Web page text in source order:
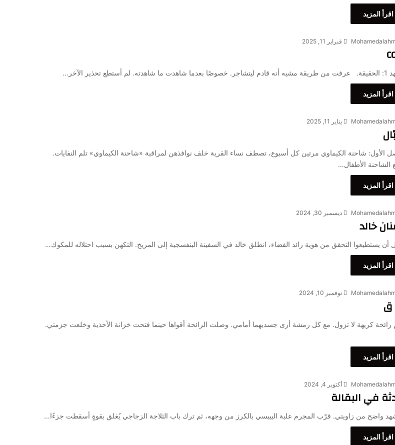
اقرأ المزيد
فبراير 11, 2025
لم أستطع تحذير الآخر…
اقرأ المزيد
يناير 11, 2025
الأول: شاحنة الكيماوي مرتين كل أسبوع، تصطف نساء القرية خلف نوافذهن لمراقبة «شاحنة الكيماوي» تلم النفايات.
الشاحنة الأطفال…
اقرأ المزيد
ديسمبر 30, 2024
خالد
أن يستطيعوا التحقق من هوية رائد الفضاء، انطلق خالد في السفينة البنفسجية إلى المريخ. التكهن بسبب احتلاله للمكوك…
اقرأ المزيد
نوفمبر 10, 2024
ق
رائحة كريهة لا تزول. مع كل رمشة أرى جسديهما أمامي. وصلت الرائحة أقواها حينما فتحت خزانة الأحذية وخلعت جزمتي.
اقرأ المزيد
أكتوبر 4, 2024
في البقالة
واضح من زاويتي. قرّب المجرم علبة البيبسي بالكرز من وجهه، ثم ترك باب الثلاجة الزجاجي يُغلق بقوةٍ أسقطت جزءًا…
اقرأ المزيد